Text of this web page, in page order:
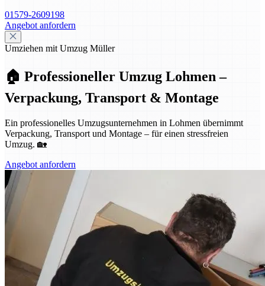
01579-2609198
Angebot anfordern
Umziehen mit Umzug Müller
🏠 Professioneller Umzug Lohmen –
Verpackung, Transport & Montage
Ein professionelles Umzugsunternehmen in Lohmen übernimmt
Verpackung, Transport und Montage – für einen stressfreien
Umzug. 🏡
Angebot anfordern